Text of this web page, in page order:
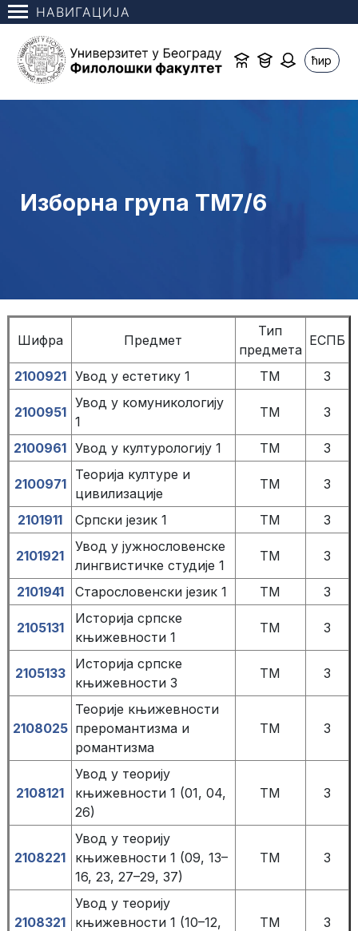
НАВИГАЦИЈА
ћир
Изборна група ТМ7/6
Шифра Предмет
Тип
предмета
ЕСПБ
2100921 Увод у естетику 1 TM 3
2100951
Увод у комуникологију
1
TM 3
2100961 Увод у културологију 1 TM 3
2100971
Теорија културе и
цивилизације
TM 3
2101911 Српски језик 1 TM 3
2101921
Увод у јужнословенске
лингвистичке студије 1
TM 3
2101941 Старословенски језик 1 TM 3
2105131
Историја српске
књижевности 1
TM 3
2105133
Историја српске
књижевности 3
TM 3
2108025
Теорије књижевности
преромантизма и
романтизма
TM 3
2108121
Увод у теорију
књижевности 1 (01, 04,
26)
TM 3
2108221
Увод у теорију
књижевности 1 (09, 13–
16, 23, 27–29, 37)
TM 3
2108321
Увод у теорију
књижевности 1 (10–12,
TM 3